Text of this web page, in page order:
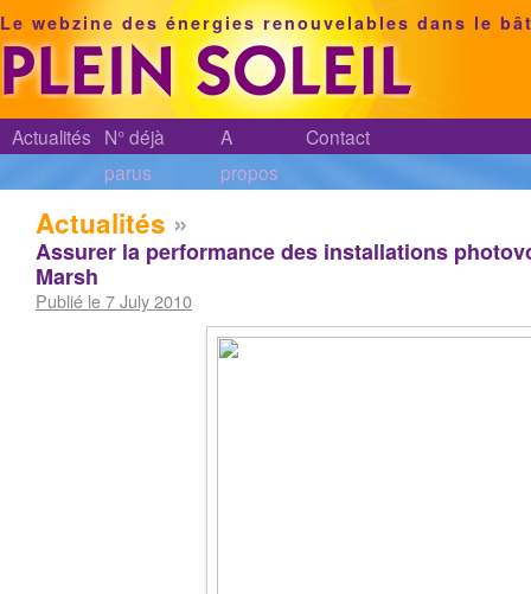
Le webzine des énergies renouvelables dans le
Actualités N° déjà
parus
A
propos
Contact
Actualités »
Assurer la performance des installations
Marsh
Publié le 7 July 2010